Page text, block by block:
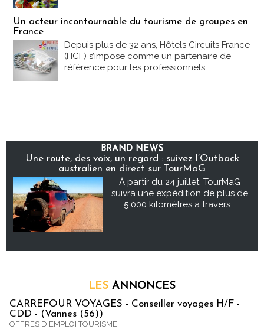
Un acteur incontournable du tourisme de groupes en
France
Depuis plus de 32 ans, Hôtels Circuits France
(HCF) s’impose comme un partenaire de
référence pour les professionnels...
BRAND NEWS
Une route, des voix, un regard : suivez l’Outback
australien en direct sur TourMaG
À partir du 24 juillet, TourMaG
suivra une expédition de plus de
5 000 kilomètres à travers...
LES ANNONCES
CARREFOUR VOYAGES - Conseiller voyages H/F -
CDD - (Vannes (56))
OFFRES D'EMPLOI TOURISME